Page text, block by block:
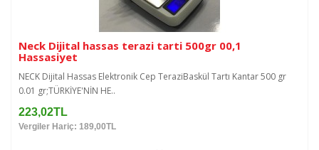
Neck Dijital hassas terazi tarti 500gr 00,1
Hassasiyet
NECK Dijital Hassas Elektronik Cep TeraziBaskül Tartı Kantar 500 gr
0.01 gr;TÜRKİYE'NİN HE..
223,02TL
Vergiler Hariç: 189,00TL